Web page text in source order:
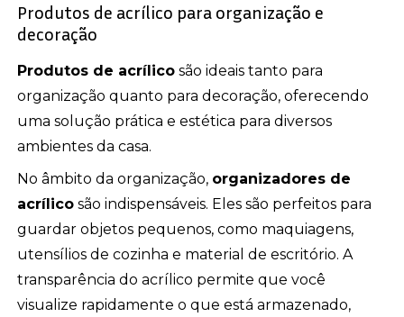
Produtos de acrílico para organização e
decoração
Produtos de acrílico são ideais tanto para
organização quanto para decoração, oferecendo
uma solução prática e estética para diversos
ambientes da casa.
No âmbito da organização, organizadores de
acrílico são indispensáveis. Eles são perfeitos para
guardar objetos pequenos, como maquiagens,
utensílios de cozinha e material de escritório. A
transparência do acrílico permite que você
visualize rapidamente o que está armazenado,